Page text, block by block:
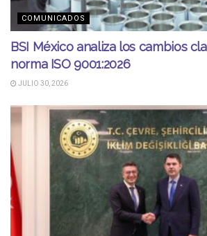
COMUNICADOS
BSI México analiza los cambios
norma ISO 9001:2026
JULIO 30, 2026